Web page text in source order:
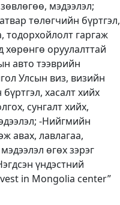
мэдээлэл;
төлөгчийн бүртгэл,
тодорхойлолт гаргаж
хөрөнгө оруулалттай
авто тээврийн
Улсын виз, визийн
хасалт хийх
сунгалт хийх,
-Нийгмийн
авах, лавлагаа,
өгөх зэрэг
үндэстний
in Mongolia center”